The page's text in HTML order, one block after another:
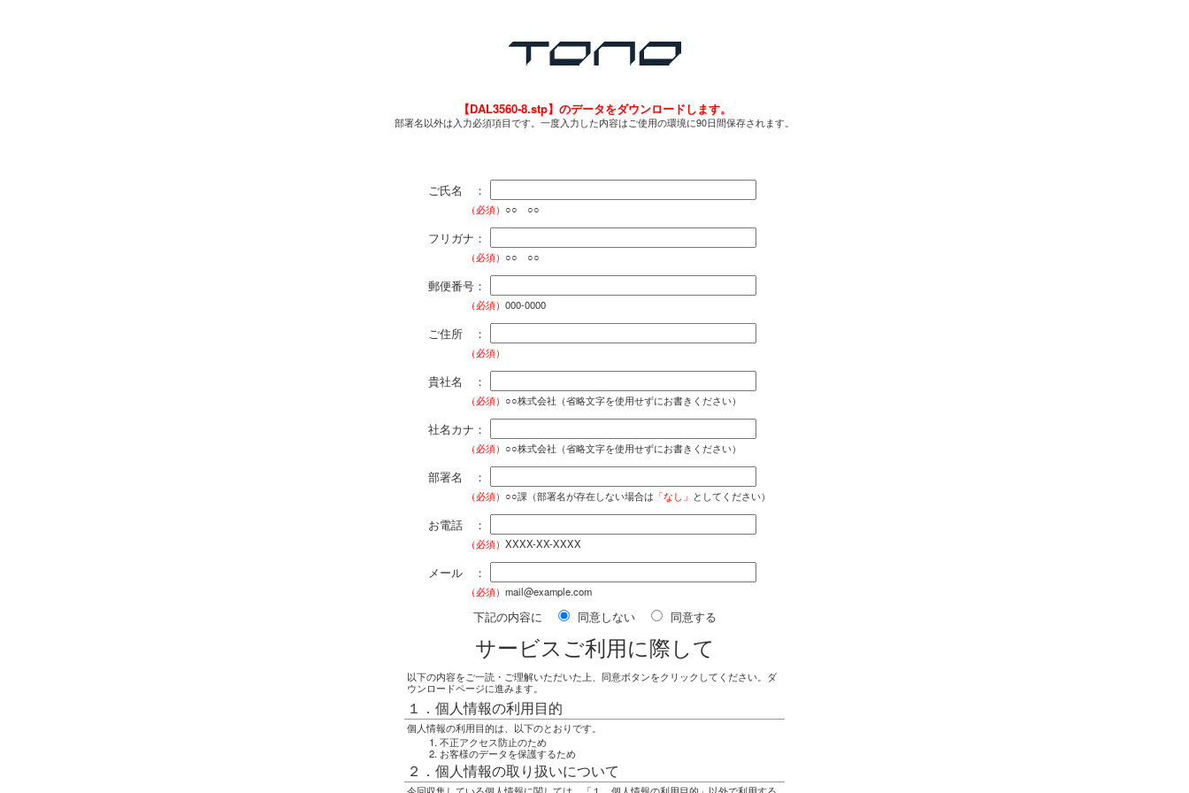
【DAL3560-8.stp】のデータをダウンロードします。
部署名以外は入力必須項目です。一度入力した内容はご使用の環境に90日間保存されます。
ご氏名 ：
（必須） ○○ ○○
フリガナ：
（必須） ○○ ○○
郵便番号：
（必須） 000-0000
ご住所 ：
（必須）
貴社名 ：
（必須） ○○株式会社（省略文字を使用せずにお書きください）
社名カナ：
（必須） ○○株式会社（省略文字を使用せずにお書きください）
部署名 ：
（必須） ○○課（部署名が存在しない場合は 「なし」 としてください）
お電話 ：
（必須） XXXX-XX-XXXX
メール ：
（必須） mail@example.com
下記の内容に 同意しない 同意する
サービスご利用に際して
以下の内容をご一読・ご理解いただいた上、同意ボタンをクリックしてください。ダ
ウンロードページに進みます。
１．個人情報の利用目的
個人情報の利用目的は、以下のとおりです。
不正アクセス防止のため
お客様のデータを保護するため
２．個人情報の取り扱いについて